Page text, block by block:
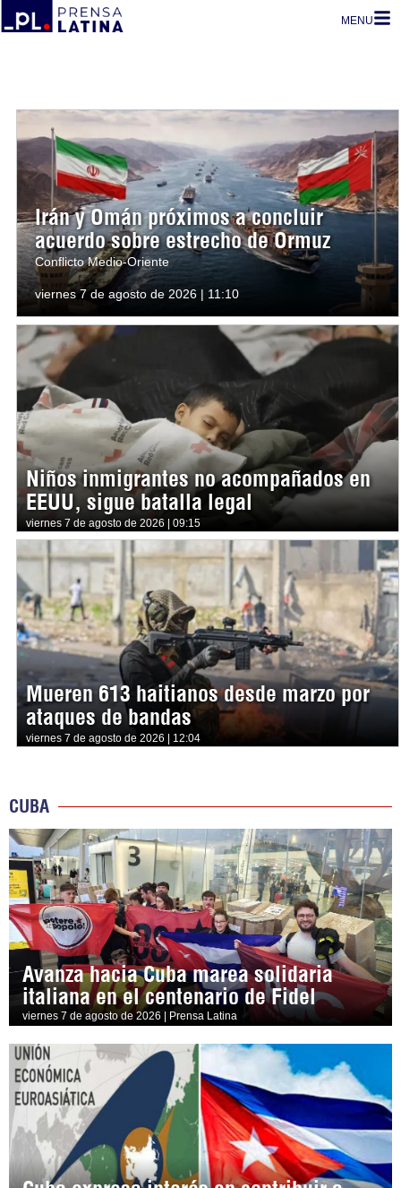
MENU
Irán y Omán próximos a concluir
acuerdo sobre estrecho de Ormuz
Conflicto Medio-Oriente
viernes 7 de agosto de 2026 | 11:10
Niños inmigrantes no acompañados en
EEUU, sigue batalla legal
viernes 7 de agosto de 2026 | 09:15
Mueren 613 haitianos desde marzo por
ataques de bandas
viernes 7 de agosto de 2026 | 12:04
CUBA
Avanza hacia Cuba marea solidaria
italiana en el centenario de Fidel
viernes 7 de agosto de 2026 | Prensa Latina